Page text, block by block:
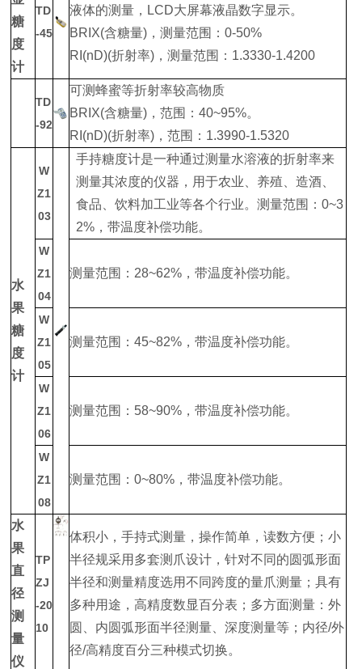
糖
度
计
TD
-45
液体的测量，LCD大屏幕液晶数字显示。
BRIX(含糖量)，测量范围：0-50%
RI(nD)(折射率)，测量范围：1.3330-1.4200
TD
-92
可测蜂蜜等折射率较高物质
BRIX(含糖量)，范围：40~95%。
RI(nD)(折射率)，范围：1.3990-1.5320
水
果
糖
度
计
W
Z1
03
手持糖度计是一种通过测量水溶液的折射率来
测量其浓度的仪器，用于农业、养殖、造酒、
食品、饮料加工业等各个行业。测量范围：0~3
2%，带温度补偿功能。
W
Z1
04
测量范围：28~62%，带温度补偿功能。
W
Z1
05
测量范围：45~82%，带温度补偿功能。
W
Z1
06
测量范围：58~90%，带温度补偿功能。
W
Z1
08
测量范围：0~80%，带温度补偿功能。
水
果
直
径
测
量
仪
TP
ZJ
-20
10
体积小，手持式测量，操作简单，读数方便；小
半径规采用多套测爪设计，针对不同的圆弧形面
半径和测量精度选用不同跨度的量爪测量；具有
多种用途，高精度数显百分表；多方面测量：外
圆、内圆弧形面半径测量、深度测量等；内径/外
径/高精度百分三种模式切换。